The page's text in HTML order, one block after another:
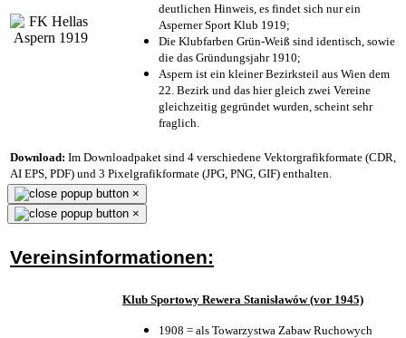
deutlichen Hinweis, es findet sich nur ein
Asperner Sport Klub 1919;
Die Klubfarben Grün-Weiß sind identisch, sowie
die das Gründungsjahr 1910;
Aspern ist ein kleiner Bezirksteil aus Wien dem
22. Bezirk und das hier gleich zwei Vereine
gleichzeitig gegründet wurden, scheint sehr
fraglich.
Download: Im Downloadpaket sind 4 verschiedene Vektorgrafikformate (CDR,
AI EPS, PDF) und 3 Pixelgrafikformate (JPG, PNG, GIF) enthalten.
×
×
Vereinsinformationen:
Klub Sportowy Rewera Stanisławów (vor 1945)
1908 = als Towarzystwa Zabaw Ruchowych